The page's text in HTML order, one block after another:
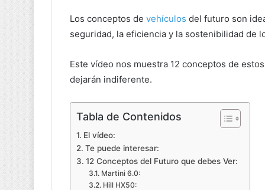
Los conceptos de vehículos del futuro son
seguridad, la eficiencia y la sostenibilidad de
Este vídeo nos muestra 12 conceptos de
dejarán indiferente.
Tabla de Contenidos
El vídeo:
Te puede interesar:
12 Conceptos del Futuro que debes Ver:
Martini 6.0:
Hill HX50: